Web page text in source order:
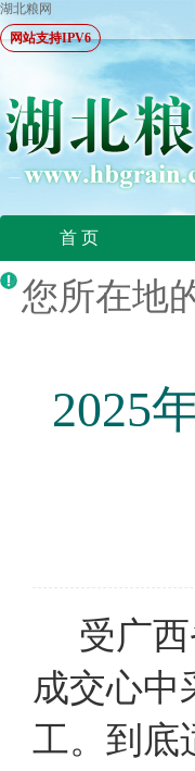
湖北粮网
网站支持IPV6
首 页
您所在地
2025
受广
成交心中
工。到底